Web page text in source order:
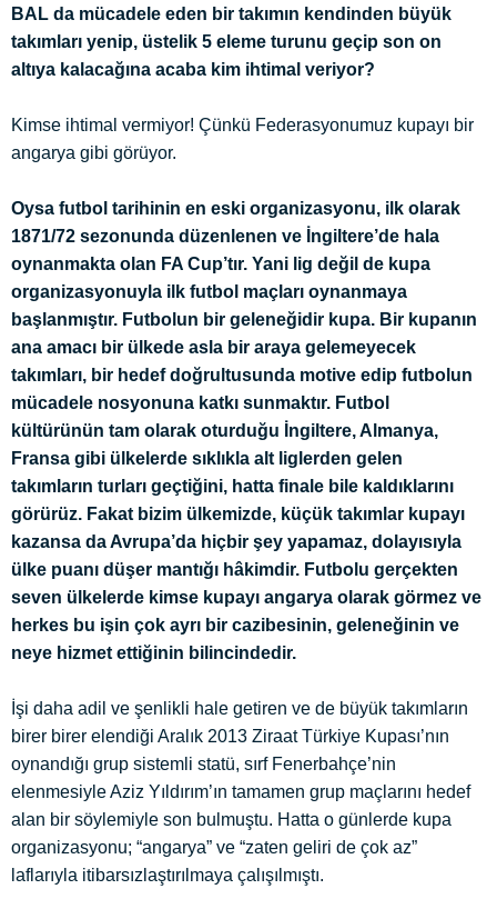
BAL da mücadele eden bir takımın kendinden büyük
takımları yenip, üstelik 5 eleme turunu geçip son on
altıya kalacağına acaba kim ihtimal veriyor?
Kimse ihtimal vermiyor! Çünkü Federasyonumuz kupayı bir
angarya gibi görüyor.
Oysa futbol tarihinin en eski organizasyonu, ilk olarak
1871/72 sezonunda düzenlenen ve İngiltere’de hala
oynanmakta olan FA Cup’tır. Yani lig değil de kupa
organizasyonuyla ilk futbol maçları oynanmaya
başlanmıştır. Futbolun bir geleneğidir kupa. Bir kupanın
ana amacı bir ülkede asla bir araya gelemeyecek
takımları, bir hedef doğrultusunda motive edip futbolun
mücadele nosyonuna katkı sunmaktır. Futbol
kültürünün tam olarak oturduğu İngiltere, Almanya,
Fransa gibi ülkelerde sıklıkla alt liglerden gelen
takımların turları geçtiğini, hatta finale bile kaldıklarını
görürüz. Fakat bizim ülkemizde, küçük takımlar kupayı
kazansa da Avrupa’da hiçbir şey yapamaz, dolayısıyla
ülke puanı düşer mantığı hâkimdir. Futbolu gerçekten
seven ülkelerde kimse kupayı angarya olarak görmez ve
herkes bu işin çok ayrı bir cazibesinin, geleneğinin ve
neye hizmet ettiğinin bilincindedir.
İşi daha adil ve şenlikli hale getiren ve de büyük takımların
birer birer elendiği Aralık 2013 Ziraat Türkiye Kupası’nın
oynandığı grup sistemli statü, sırf Fenerbahçe’nin
elenmesiyle Aziz Yıldırım’ın tamamen grup maçlarını hedef
alan bir söylemiyle son bulmuştu. Hatta o günlerde kupa
organizasyonu; “angarya” ve “zaten geliri de çok az”
laflarıyla itibarsızlaştırılmaya çalışılmıştı.